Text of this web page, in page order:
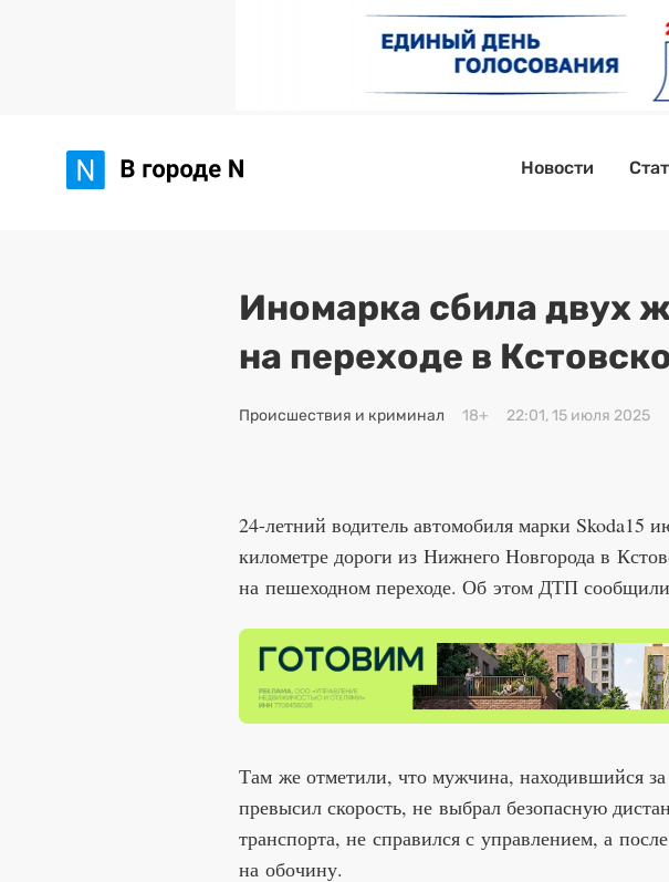
Новости
Иномарка сбила двух
на переходе в
Происшествия и криминал 18+ 22:01, 15 июля 2025
24-летний водитель автомобиля марки Skoda15
километре дороги из Нижнего Новгорода в
на пешеходном переходе. Об этом ДТП
Там же отметили, что мужчина, находившийся
превысил скорость, не выбрал безопасную
транспорта, не справился с управлением, а
на обочину.